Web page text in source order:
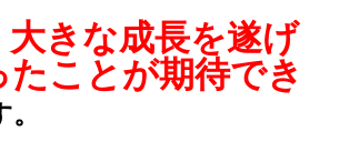
きな成長を遂げ
たことが期待でき